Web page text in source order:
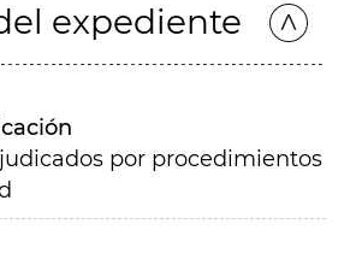
expediente
por procedimientos